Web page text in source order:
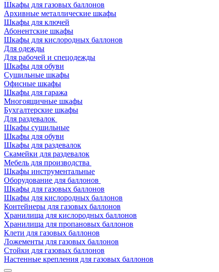
Шкафы для газовых баллонов
Архивные металлические шкафы
Шкафы для ключей
Абонентские шкафы
Шкафы для кислородных баллонов
Для одежды
Для рабочей и спецодежды
Шкафы для обуви
Сушильные шкафы
Офисные шкафы
Шкафы для гаража
Многоящичные шкафы
Бухгалтерские шкафы
Для раздевалок
Шкафы сушильные
Шкафы для обуви
Шкафы для раздевалок
Скамейки для раздевалок
Мебель для производства
Шкафы инструментальные
Оборудование для баллонов
Шкафы для газовых баллонов
Шкафы для кислородных баллонов
Контейнеры для газовых баллонов
Хранилища для кислородных баллонов
Хранилища для пропановых баллонов
Клети для газовых баллонов
Ложементы для газовых баллонов
Стойки для газовых баллонов
Настенные крепления для газовых баллонов